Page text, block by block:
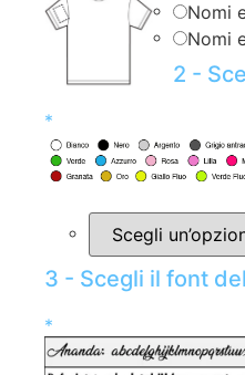
Nomi
Nomi
2 -
*
3 - Scegli il font
*